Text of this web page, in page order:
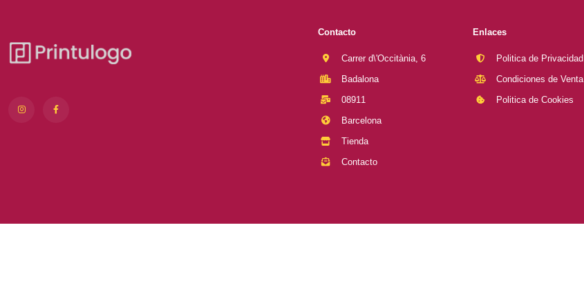
Contacto
Carrer d\'Occitània, 6
Badalona
08911
Barcelona
Tienda
Contacto
Enlaces
Politica de Privacidad
Condiciones de Venta
Politica de Cookies